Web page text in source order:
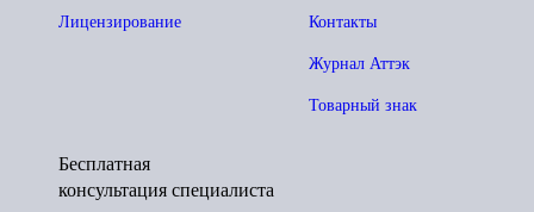
Контакты
Журнал Аттэк
Товарный знак
Лицензирование
Бесплатная
консультация специалиста